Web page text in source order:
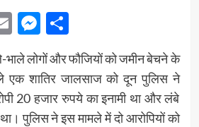
EmailMessenger
Share
भाले लोगों और फौजियों को जमीन बेचने के
एक शातिर जालसाज को दून पुलिस ने
20 हजार रुपये का इनामी था और लंबे
पुलिस ने इस मामले में दो आरोपियों को